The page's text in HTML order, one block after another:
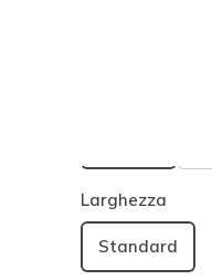
Larghezza
Standard